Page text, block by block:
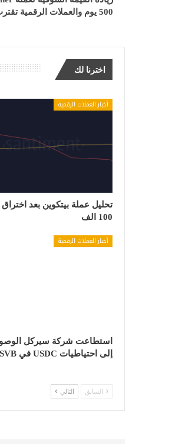
500 يوم والعملات الرقمية تقترب من 70 مليار دولار
اخترنا لك
أخبار العملات الرقمية
تحليل عملة بيتكوين بعد اختراق
100 الف
أخبار العملات الرقمية
استطاعت شركة سيركل
إلى احتياطيات USDC في SVB
السابق التالي